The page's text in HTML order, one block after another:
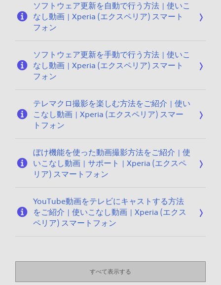
ソフトウェア更新を自動で行う方法 | 使いこ
なし動画 | Xperia (エクスペリア) スマート
フォン
ソフトウェア更新を手動で行う方法 | 使いこ
なし動画 | Xperia (エクスペリア) スマート
フォン
テレマクロ撮影を楽しむ方法をご紹介 | 使い
こなし動画 | Xperia (エクスペリア) スマー
トフォン
ぼけ機能を使った動画撮影方法をご紹介 | 使
いこなし動画 | サポート | Xperia (エクスペ
リア) スマートフォン
YouTube動画をテレビにキャストする方法
をご紹介 | 使いこなし動画 | Xperia (エクス
ペリア) スマートフォン
すべて表示する